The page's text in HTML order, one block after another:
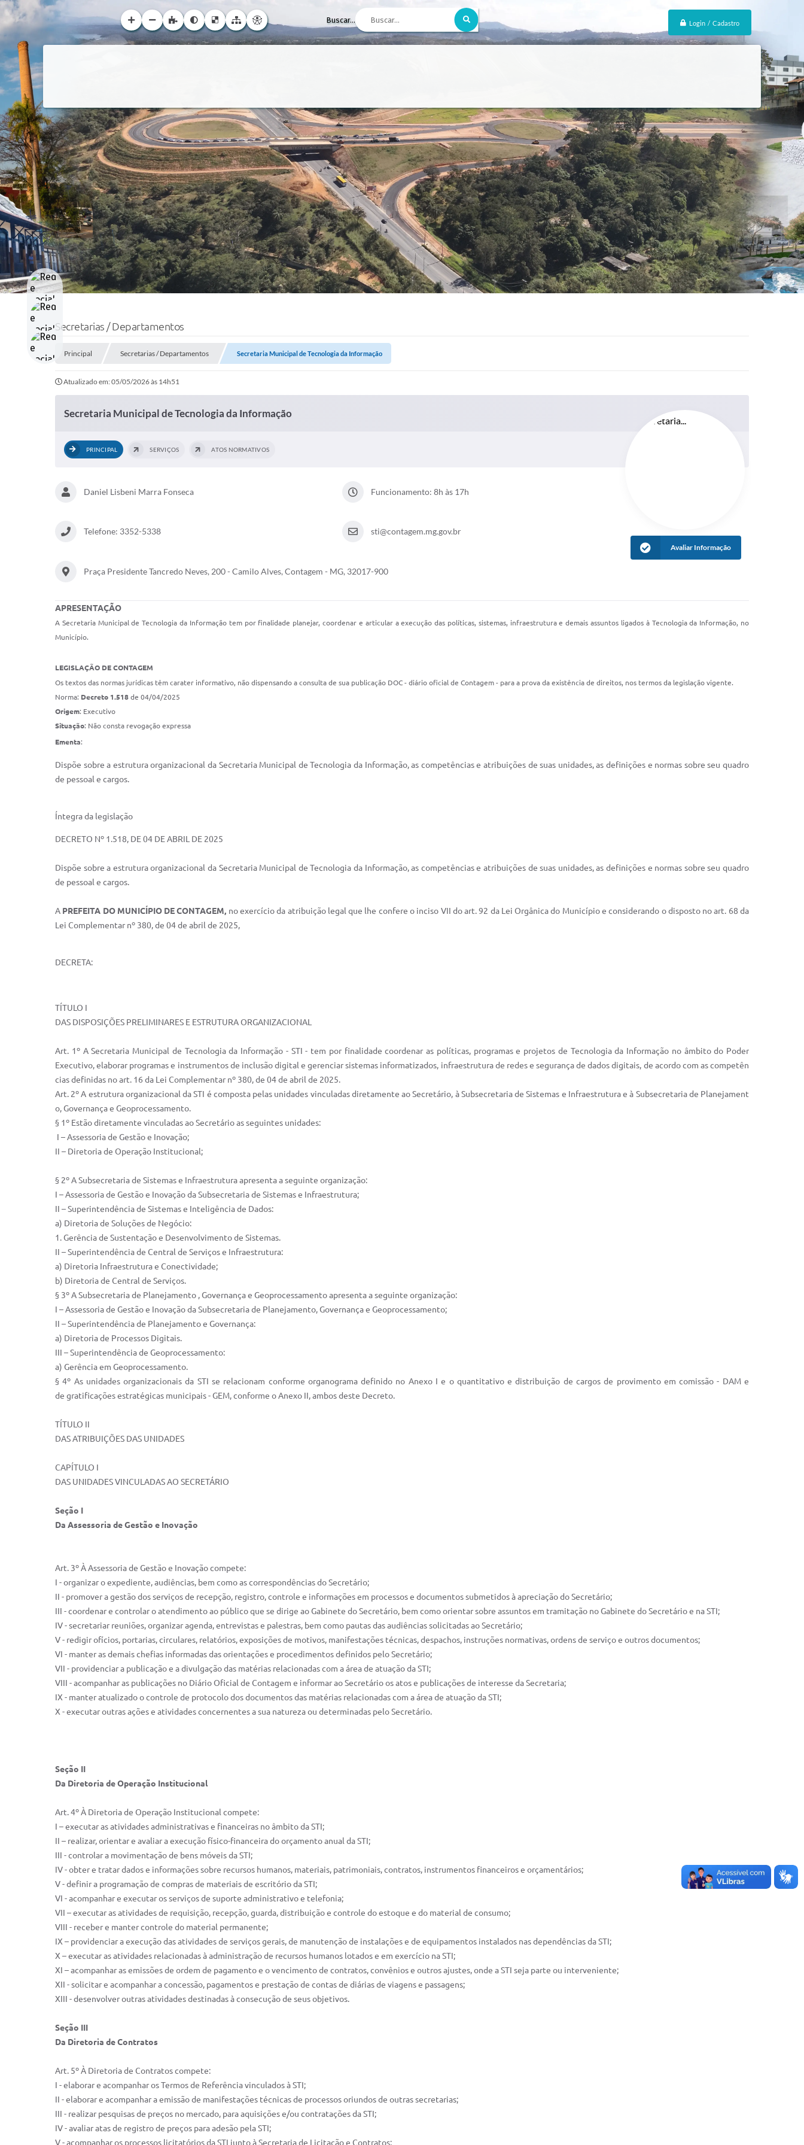
Login / Cadastro
Buscar...
Secretarias / Departamentos
Principal Secretarias / Departamentos Secretaria Municipal de Tecnologia da Informação
Atualizado em: 05/05/2026 às 14h51
Secretaria Municipal de Tecnologia da Informação
PRINCIPAL SERVIÇOS ATOS NORMATIVOS
Daniel Lisbeni Marra Fonseca Funcionamento: 8h às 17h
Telefone: 3352-5338 sti@contagem.mg.gov.br
Praça Presidente Tancredo Neves, 200 - Camilo Alves, Contagem - MG, 32017-900
Avaliar Informação
APRESENTAÇÃO
A Secretaria Municipal de Tecnologia da Informação tem por finalidade planejar, coordenar e articular a execução das políticas, sistemas, infraestrutura e demais assuntos ligados à Tecnologia da Informação, no
Município.
LEGISLAÇÃO DE CONTAGEM
Os textos das normas jurídicas têm carater informativo, não dispensando a consulta de sua publicação DOC - diário oficial de Contagem - para a prova da existência de direitos, nos termos da legislação vigente.
Norma: Decreto 1.518 de 04/04/2025
Origem: Executivo
Situação: Não consta revogação expressa
Ementa:
Dispõe sobre a estrutura organizacional da Secretaria Municipal de Tecnologia da Informação, as competências e atribuições de suas unidades, as definições e normas sobre seu quadro
de pessoal e cargos.
Íntegra da legislação
DECRETO Nº 1.518, DE 04 DE ABRIL DE 2025
Dispõe sobre a estrutura organizacional da Secretaria Municipal de Tecnologia da Informação, as competências e atribuições de suas unidades, as definições e normas sobre seu quadro
de pessoal e cargos.
A PREFEITA DO MUNICÍPIO DE CONTAGEM, no exercício da atribuição legal que lhe confere o inciso VII do art. 92 da Lei Orgânica do Município e considerando o disposto no art. 68 da
Lei Complementar nº 380, de 04 de abril de 2025,
DECRETA:
TÍTULO I
DAS DISPOSIÇÕES PRELIMINARES E ESTRUTURA ORGANIZACIONAL
Art. 1º A Secretaria Municipal de Tecnologia da Informação - STI - tem por finalidade coordenar as políticas, programas e projetos de Tecnologia da Informação no âmbito do Poder
Executivo, elaborar programas e instrumentos de inclusão digital e gerenciar sistemas informatizados, infraestrutura de redes e segurança de dados digitais, de acordo com as competên
cias definidas no art. 16 da Lei Complementar nº 380, de 04 de abril de 2025.
Art. 2º A estrutura organizacional da STI é composta pelas unidades vinculadas diretamente ao Secretário, à Subsecretaria de Sistemas e Infraestrutura e à Subsecretaria de Planejament
o, Governança e Geoprocessamento.
§ 1º Estão diretamente vinculadas ao Secretário as seguintes unidades:
I – Assessoria de Gestão e Inovação;
II – Diretoria de Operação Institucional;
§ 2º A Subsecretaria de Sistemas e Infraestrutura apresenta a seguinte organização:
I – Assessoria de Gestão e Inovação da Subsecretaria de Sistemas e Infraestrutura;
II – Superintendência de Sistemas e Inteligência de Dados:
a) Diretoria de Soluções de Negócio:
1. Gerência de Sustentação e Desenvolvimento de Sistemas.
II – Superintendência de Central de Serviços e Infraestrutura:
a) Diretoria Infraestrutura e Conectividade;
b) Diretoria de Central de Serviços.
§ 3º A Subsecretaria de Planejamento , Governança e Geoprocessamento apresenta a seguinte organização:
I – Assessoria de Gestão e Inovação da Subsecretaria de Planejamento, Governança e Geoprocessamento;
II – Superintendência de Planejamento e Governança:
a) Diretoria de Processos Digitais.
III – Superintendência de Geoprocessamento:
a) Gerência em Geoprocessamento.
§ 4º As unidades organizacionais da STI se relacionam conforme organograma definido no Anexo I e o quantitativo e distribuição de cargos de provimento em comissão - ­DAM e
de gratificações estratégicas municipais - ­GEM, conforme o Anexo II, ambos deste Decreto.
TÍTULO II
DAS ATRIBUIÇÕES DAS UNIDADES
CAPÍTULO I
DAS UNIDADES VINCULADAS AO SECRETÁRIO
Seção I
Da Assessoria de Gestão e Inovação
Art. 3º À Assessoria de Gestão e Inovação compete:
I - organizar o expediente, audiências, bem como as correspondências do Secretário;
II - promover a gestão dos serviços de recepção, registro, controle e informações em processos e documentos submetidos à apreciação do Secretário;
III - coordenar e controlar o atendimento ao público que se dirige ao Gabinete do Secretário, bem como orientar sobre assuntos em tramitação no Gabinete do Secretário e na STI;
IV - secretariar reuniões, organizar agenda, entrevistas e palestras, bem como pautas das audiências solicitadas ao Secretário;
V - redigir ofícios, portarias, circulares, relatórios, exposições de motivos, manifestações técnicas, despachos, instruções normativas, ordens de serviço e outros documentos;
VI - manter as demais chefias informadas das orientações e procedimentos definidos pelo Secretário;
VII - providenciar a publicação e a divulgação das matérias relacionadas com a área de atuação da STI;
VIII - acompanhar as publicações no Diário Oficial de Contagem e informar ao Secretário os atos e publicações de interesse da Secretaria;
IX - manter atualizado o controle de protocolo dos documentos das matérias relacionadas com a área de atuação da STI;
X - executar outras ações e atividades concernentes a sua natureza ou determinadas pelo Secretário.
Seção II
Da Diretoria de Operação Institucional
Art. 4º À Diretoria de Operação Institucional compete:
I – executar as atividades administrativas e financeiras no âmbito da STI;
II – realizar, orientar e avaliar a execução físico-financeira do orçamento anual da STI;
III - controlar a movimentação de bens móveis da STI;
IV - obter e tratar dados e informações sobre recursos humanos, materiais, patrimoniais, contratos, instrumentos financeiros e orçamentários;
V - definir a programação de compras de materiais de escritório da STI;
VI - acompanhar e executar os serviços de suporte administrativo e telefonia;
VII – executar as atividades de requisição, recepção, guarda, distribuição e controle do estoque e do material de consumo;
VIII - receber e manter controle do material permanente;
IX – providenciar a execução das atividades de serviços gerais, de manutenção de instalações e de equipamentos instalados nas dependências da STI;
X – executar as atividades relacionadas à administração de recursos humanos lotados e em exercício na STI;
XI – acompanhar as emissões de ordem de pagamento e o vencimento de contratos, convênios e outros ajustes, onde a STI seja parte ou interveniente;
XII - solicitar e acompanhar a concessão, pagamentos e prestação de contas de diárias de viagens e passagens;
XIII - desenvolver outras atividades destinadas à consecução de seus objetivos.
Seção III
Da Diretoria de Contratos
Art. 5º À Diretoria de Contratos compete:
I -­ elaborar e acompanhar os Termos de Referência vinculados à STI;
II -­ elaborar e acompanhar a emissão de manifestações técnicas de processos oriundos de outras secretarias;
III - realizar pesquisas de preços no mercado, para aquisições e/ou contratações da STI;
IV -­ avaliar atas de registro de preços para adesão pela STI;
V ­- acompanhar os processos licitatórios da STI junto à Secretaria de Licitação e Contratos;